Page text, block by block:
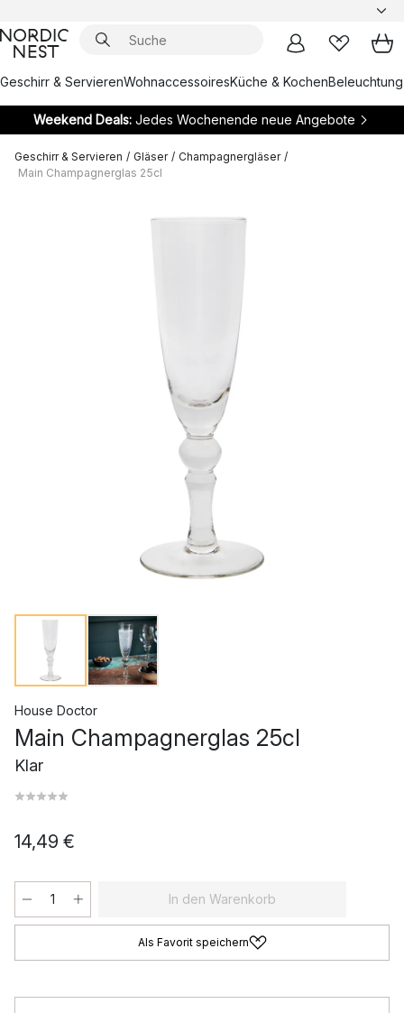
Geschirr & ServierenWohnaccessoiresKüche & KochenBeleuchtung
Weekend Deals:Jedes Wochenende neue Angebote
Geschirr & Servieren / Gläser / Champagnergläser /
Main Champagnerglas 25cl
House Doctor
Main Champagnerglas 25cl
Klar
14,49 €
In den Warenkorb
Als Favorit speichern